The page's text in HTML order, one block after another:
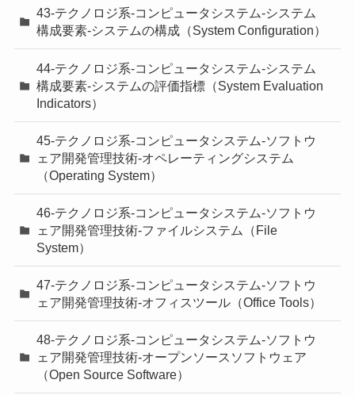
43-テクノロジ系-コンピュータシステム-システム
構成要素-システムの構成（System Configuration）
44-テクノロジ系-コンピュータシステム-システム
構成要素-システムの評価指標（System Evaluation
Indicators）
45-テクノロジ系-コンピュータシステム-ソフトウ
ェア開発管理技術-オペレーティングシステム
（Operating System）
46-テクノロジ系-コンピュータシステム-ソフトウ
ェア開発管理技術-ファイルシステム（File
System）
47-テクノロジ系-コンピュータシステム-ソフトウ
ェア開発管理技術-オフィスツール（Office Tools）
48-テクノロジ系-コンピュータシステム-ソフトウ
ェア開発管理技術-オープンソースソフトウェア
（Open Source Software）